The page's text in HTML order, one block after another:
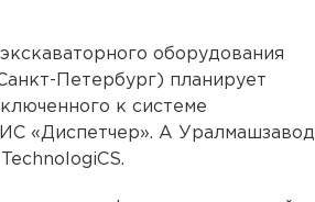
оборудования
Петербург) планирует
к системе
«Диспетчер». А Уралмашзавод